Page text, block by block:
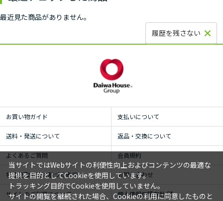
最近見た商品がありません。
履歴を残さない
お買い物ガイド 支払いについて
送料・発送について 返品・交換について
よくあるご質問 会員規約
特定商取引法に基づく表示 お問い合わせ
サイトのご利用について 個人情報保護方針
当サイトではWebサイトの利便性向上およびコンテンツの最適な
提供を目的としてCookieを使用しています。
トラッキング目的でCookieを使用していません。
サイトの閲覧を継続された場合、Cookieの利用に同意したものと